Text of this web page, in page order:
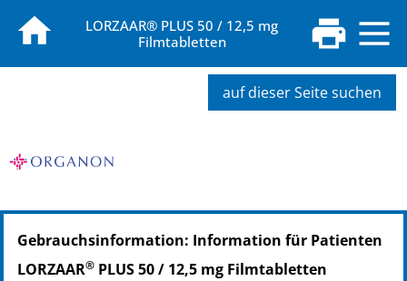
LORZAAR® PLUS 50 / 12,5 mg
Filmtabletten
auf dieser Seite suchen
PZN: 08418779
PPN: 110841877900
Gebrauchsinformation: Information für Patienten
LORZAAR® PLUS 50 / 12,5 mg Filmtabletten